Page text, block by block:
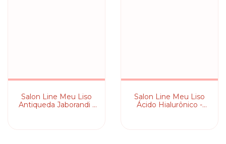
Salon Line Meu Liso
Antiqueda Jaborandi -
Salon Line Meu Liso
Ácido Hialurônico -